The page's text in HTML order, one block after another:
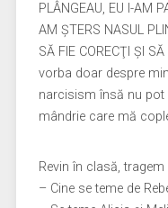
PLÂNGEAU, EU I-AM
AM ŞTERS NASUL
SĂ FIE CORECŢI ŞI
vorba doar despre
narcisism însă nu pot
mândrie care mă
Revin în clasă,
– Cine se teme de